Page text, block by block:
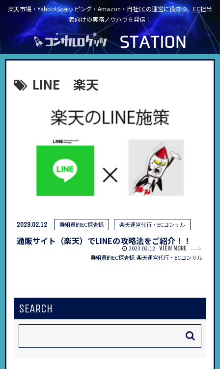
楽天市場・Yahoo!ショッピング・Amazon・自社ECの運営に役立つ、EC担当
者向けの実務ノウハウを発信！
LINE 楽天
2023.02.12 乗組員的EC探査録 楽天運営代行・ECコンサル
通販サイト（楽天）でLINEの攻略法をご紹介！！
2023.02.12 VIEW MORE
乗組員的EC探査録 楽天運営代行・ECコンサル
SEARCH